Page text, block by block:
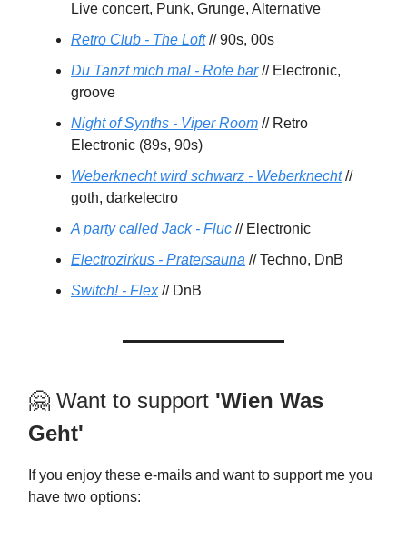
Live concert, Punk, Grunge, Alternative
Retro Club - The Loft// 90s, 00s
Du Tanzt mich mal - Rote bar// Electronic,
groove
Night of Synths - Viper Room // Retro
Electronic (89s, 90s)
Weberknecht wird schwarz - Weberknecht//
goth, darkelectro
A party called Jack - Fluc // Electronic
Electrozirkus - Pratersauna // Techno, DnB
Switch! - Flex// DnB
🤗 Want to support 'Wien Was
Geht'
If you enjoy these e-mails and want to support me you
have two options: